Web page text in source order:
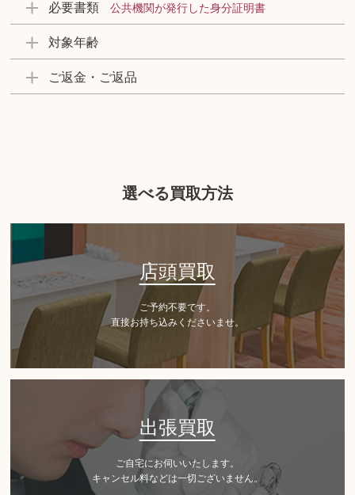
必要書類 公共機関が発行した身分証明書
対象年齢
ご返金・ご返品
選べる買取方法
店頭買取
ご予約不要です。
直接お持ち込みくださいませ。
出張買取
ご自宅にお伺いいたします。
キャンセル料などは一切ございません。